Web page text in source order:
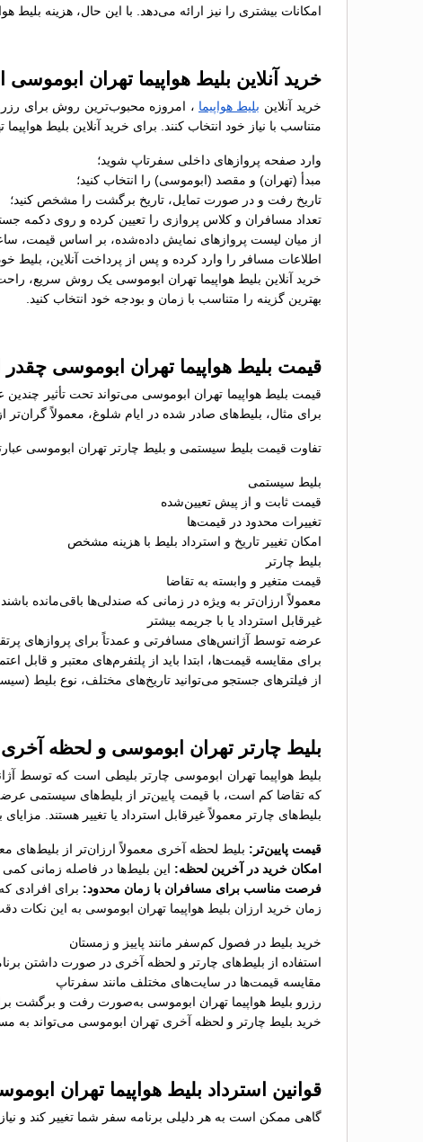
امکانات بیشتری را نیز ارائه می‌دهد. با این حال، هزینه
خرید آنلاین بلیط هواپیما تهران
خرید آنلاین بلیط هواپیما ، امروزه محبوب‌ترین روش برای
متناسب با نیاز خود انتخاب کنند. برای خرید آنلاین بلیط
وارد صفحه پروازهای داخلی سفرتاپ شوید؛
مبدأ (تهران) و مقصد (ابوموسی) را انتخاب کنید؛
تاریخ رفت و در صورت تمایل، تاریخ برگشت را مشخص کنید؛
تعداد مسافران و کلاس پروازی را تعیین کرده و روی دکمه
از میان لیست پروازهای نمایش داده‌شده، بر اساس قیمت،
اطلاعات مسافر را وارد کرده و پس از پرداخت آنلاین، بلیط
خرید آنلاین بلیط هواپیما تهران ابوموسی یک روش سریع،
بهترین گزینه را متناسب با زمان و بودجه خود انتخاب کنید.
قیمت بلیط هواپیما تهران ابوموسی
قیمت بلیط هواپیما تهران ابوموسی می‌تواند تحت تأثیر
برای مثال، بلیط‌های صادر شده در ایام شلوغ، معمولاً
تفاوت قیمت بلیط سیستمی و بلیط چارتر تهران ابوموسی
بلیط سیستمی
قیمت ثابت و از پیش تعیین‌شده
تغییرات محدود در قیمت‌ها
امکان تغییر تاریخ و استرداد بلیط با هزینه مشخص
بلیط چارتر
قیمت متغیر و وابسته به تقاضا
معمولاً ارزان‌تر به ویژه در زمانی که صندلی‌ها باقی‌مانده باشند
غیرقابل استرداد یا با جریمه بیشتر
عرضه توسط آژانس‌های مسافرتی و عمدتاً برای پروازهای
برای مقایسه قیمت‌ها، ابتدا باید از پلتفرم‌های معتبر و قابل
از فیلترهای جستجو می‌توانید تاریخ‌های مختلف، نوع بلیط
بلیط چارتر تهران ابوموسی و لحظه آخری
بلیط هواپیما تهران ابوموسی چارتر بلیطی است که توسط
که تقاضا کم است، با قیمت پایین‌تر از بلیط‌های سیستمی
بلیط‌های چارتر معمولاً غیرقابل استرداد یا تغییر هستند.
قیمت پایین‌تر: بلیط لحظه آخری معمولاً ارزان‌تر از بلیط‌های
امکان خرید در آخرین لحظه: این بلیط‌ها در فاصله زمانی
فرصت مناسب برای مسافران با زمان محدود: برای افرادی
زمان خرید ارزان بلیط هواپیما تهران ابوموسی به این نکات
خرید بلیط در فصول کم‌سفر مانند پاییز و زمستان
استفاده از بلیط‌های چارتر و لحظه آخری در صورت داشتن
مقایسه قیمت‌ها در سایت‌های مختلف مانند سفرتاپ
رزرو بلیط هواپیما تهران ابوموسی به‌صورت رفت و برگشت
خرید بلیط چارتر و لحظه آخری تهران ابوموسی می‌تواند به
قوانین استرداد بلیط هواپیما تهران
گاهی ممکن است به هر دلیلی برنامه سفر شما تغییر کند و